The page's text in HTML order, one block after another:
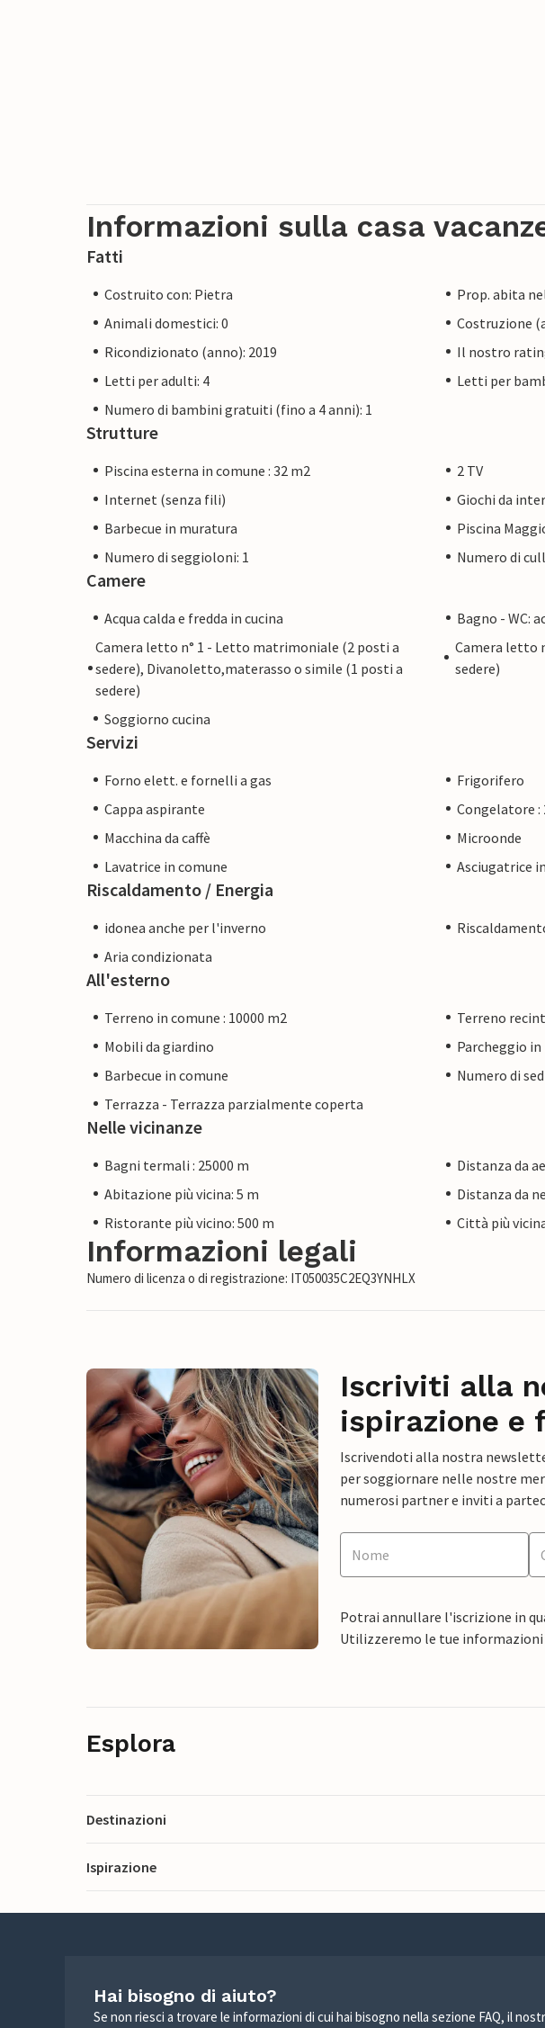
Informazioni sulla casa
Fatti
Costruito con: Pietra
Prop. abita
Animali domestici: 0
Costruzione
Ricondizionato (anno): 2019
Il nostro
Letti per adulti: 4
Letti per
Numero di bambini gratuiti (fino a 4 anni): 1
Strutture
Piscina esterna in comune : 32 m2
2 TV
Internet (senza fili)
Giochi da
Barbecue in muratura
Piscina
Numero di seggioloni: 1
Numero di
Camere
Acqua calda e fredda in cucina
Bagno - WC:
Camera letto n° 1 - Letto matrimoniale (2 posti a
sedere), Divanoletto,materasso o simile (1 posti a
sedere)
Camera letto
sedere)
Soggiorno cucina
Servizi
Forno elett. e fornelli a gas
Frigorifero
Cappa aspirante
Congelatore
Macchina da caffè
Microonde
Lavatrice in comune
Asciugatrice
Riscaldamento / Energia
idonea anche per l'inverno
Aria condizionata
All'esterno
Terreno in comune : 10000 m2
Terreno
Mobili da giardino
Parcheggio
Barbecue in comune
Numero di
Terrazza - Terrazza parzialmente coperta
Nelle vicinanze
Bagni termali : 25000 m
Distanza da
Abitazione più vicina: 5 m
Distanza da
Ristorante più vicino: 500 m
Città più
Informazioni legali
Numero di licenza o di registrazione: IT050035C2EQ3YNHLX
Iscriviti alla
ispirazione e
Iscrivendoti alla nostra
per soggiornare nelle nostre
numerosi partner e inviti a
Potrai annullare l'iscrizione in
Utilizzeremo le tue
Esplora
Destinazioni
Ispirazione
Hai bisogno di aiuto?
Se non riesci a trovare le informazioni di cui hai bisogno nella sezione FAQ, il